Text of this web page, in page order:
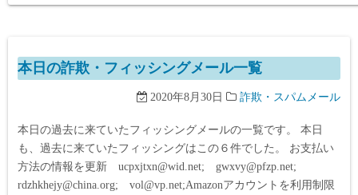
本日の詐欺・フィッシングメール一覧
2020年8月30日 詐欺・スパムメール
本日の過去に来ていたフィッシングメールの一覧です。 本日
も、過去に来ていたフィッシングはこの６件でした。 お支払い
方法の情報を更新 ucpxjtxn@wid.net; gwxvy@pfzp.net;
rdzhkhejy@china.org; vol@vp.net;Amazonアカウントを利用制限